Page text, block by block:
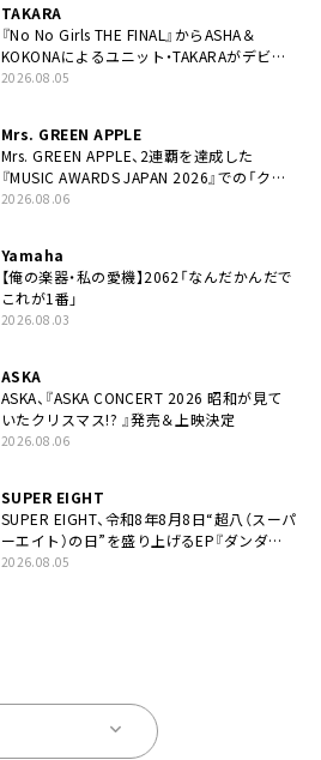
TAKARA
『No No Girls THE FINAL』からASHA＆
KOKONAによるユニット・TAKARAがデビュ
ー
2026.08.05
Mrs. GREEN APPLE
Mrs. GREEN APPLE、2連覇を達成した
『MUSIC AWARDS JAPAN 2026』での「クス
シキ」ライブパフォーマンスをYouTube公開
2026.08.06
Yamaha
【俺の楽器・私の愛機】2062「なんだかんだで
これが1番」
2026.08.03
ASKA
ASKA、『ASKA CONCERT 2026 昭和が見て
いたクリスマス!? 』発売＆上映決定
2026.08.06
SUPER EIGHT
SUPER EIGHT、令和8年8月8日“超八（スーパ
ーエイト）の日”を盛り上げるEP『ダンダー
ラ』本日リリース
2026.08.05